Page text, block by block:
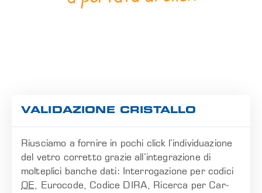
VALIDAZIONE CRISTALLO
Riusciamo a fornire in pochi click l’individuazione
del vetro corretto grazie all’integrazione di
molteplici banche dati: Interrogazione per codici
OE, Eurocode, Codice DIRA, Ricerca per Car-